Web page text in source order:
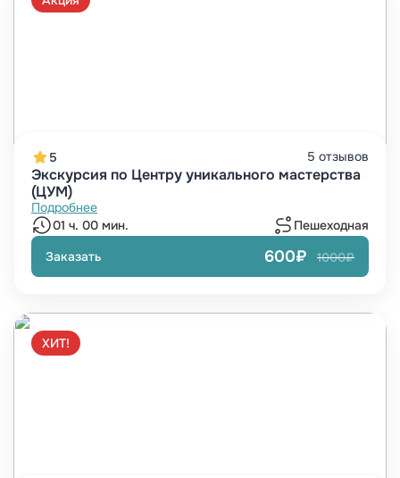
5 5 отзывов
Экскурсия по Центру уникального мастерства
(ЦУМ)
Подробнее
01 ч. 00 мин.
Пешеходная
Заказать
600₽ 1000₽
ХИТ!